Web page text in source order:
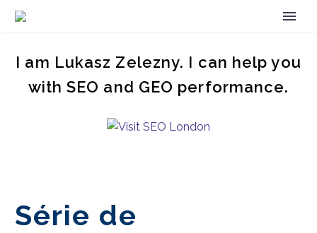
I am Lukasz Zelezny. I can help you
with SEO and GEO performance.
Série de